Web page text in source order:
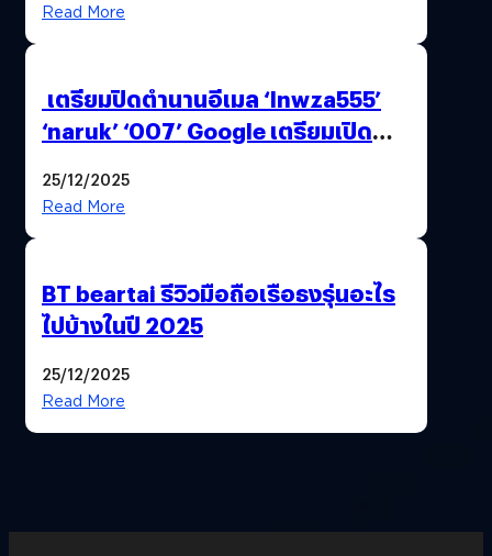
Read More
เตรียมปิดตำนานอีเมล ‘lnwza555’
‘naruk’ ‘007’ Google เตรียมเปิด
25/12/2025
Read More
BT beartai รีวิวมือถือเรือธงรุ่นอะไร
ไปบ้างในปี 2025
25/12/2025
Read More